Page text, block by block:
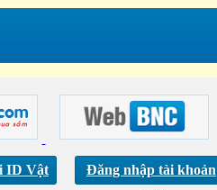
ID Vật
Đăng nhập tài khoản